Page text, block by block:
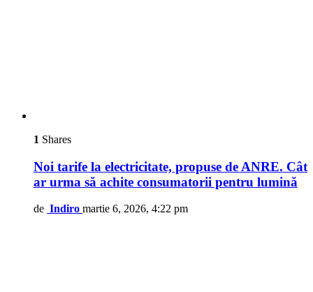
1 Shares
Noi tarife la electricitate, propuse de ANRE. Cât
ar urma să achite consumatorii pentru lumină
de Indiro martie 6, 2026, 4:22 pm